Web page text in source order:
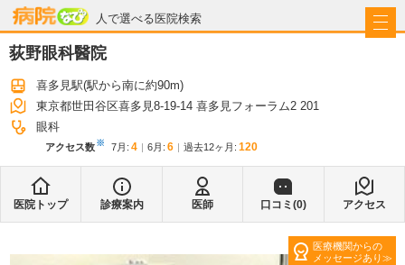
人で選べる医院検索
病院なび
荻野眼科醫院
喜多見駅(駅から南に約90m)
東京都世田谷区喜多見8-19-14 喜多見フォーラム2 201
眼科
アクセス数※ 7月 : 4 6月 : 6 過去12ヶ月: 120
医院トップ 診療案内 医師 口コミ(0) アクセス
医療機関からの
メッセージあり